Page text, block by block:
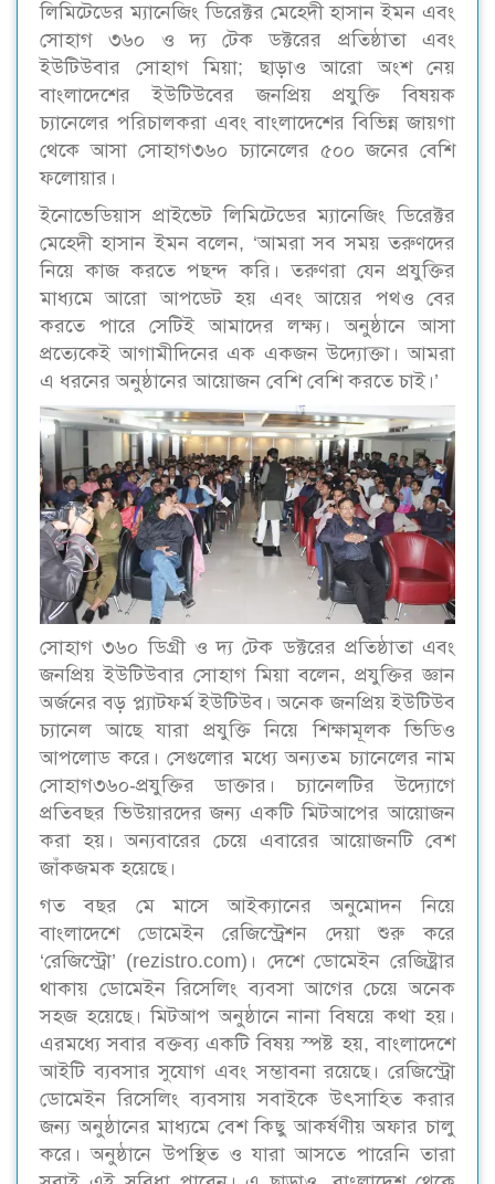
লিমিটেডের ম্যানেজিং ডিরেক্টর মেহেদী হাসান ইমন এবং
সোহাগ ৩৬০ ও দ্য টেক ডক্টরের প্রতিষ্ঠাতা এবং
ইউটিউবার সোহাগ মিয়া; ছাড়াও আরো অংশ নেয়
বাংলাদেশের ইউটিউবের জনপ্রিয় প্রযুক্তি বিষয়ক
চ্যানেলের পরিচালকরা এবং বাংলাদেশের বিভিন্ন জায়গা
থেকে আসা সোহাগ৩৬০ চ্যানেলের ৫০০ জনের বেশি
ফলোয়ার।
ইনোভেডিয়াস প্রাইভেট লিমিটেডের ম্যানেজিং ডিরেক্টর
মেহেদী হাসান ইমন বলেন, ‘আমরা সব সময় তরুণদের
নিয়ে কাজ করতে পছন্দ করি। তরুণরা যেন প্রযুক্তির
মাধ্যমে আরো আপডেট হয় এবং আয়ের পথও বের
করতে পারে সেটিই আমাদের লক্ষ্য। অনুষ্ঠানে আসা
প্রত্যেকেই আগামীদিনের এক একজন উদ্যোক্তা। আমরা
এ ধরনের অনুষ্ঠানের আয়োজন বেশি বেশি করতে চাই।’
সোহাগ ৩৬০ ডিগ্রী ও দ্য টেক ডক্টরের প্রতিষ্ঠাতা এবং
জনপ্রিয় ইউটিউবার সোহাগ মিয়া বলেন, প্রযুক্তির জ্ঞান
অর্জনের বড় প্ল্যাটফর্ম ইউটিউব। অনেক জনপ্রিয় ইউটিউব
চ্যানেল আছে যারা প্রযুক্তি নিয়ে শিক্ষামূলক ভিডিও
আপলোড করে। সেগুলোর মধ্যে অন্যতম চ্যানেলের নাম
সোহাগ৩৬০-প্রযুক্তির ডাক্তার। চ্যানেলটির উদ্যোগে
প্রতিবছর ভিউয়ারদের জন্য একটি মিটআপের আয়োজন
করা হয়। অন্যবারের চেয়ে এবারের আয়োজনটি বেশ
জাঁকজমক হয়েছে।
গত বছর মে মাসে আইক্যানের অনুমোদন নিয়ে
বাংলাদেশে ডোমেইন রেজিস্ট্রেশন দেয়া শুরু করে
‘রেজিস্ট্রো’ (rezistro.com)। দেশে ডোমেইন রেজিষ্ট্রার
থাকায় ডোমেইন রিসেলিং ব্যবসা আগের চেয়ে অনেক
সহজ হয়েছে। মিটআপ অনুষ্ঠানে নানা বিষয়ে কথা হয়।
এরমধ্যে সবার বক্তব্য একটি বিষয় স্পষ্ট হয়, বাংলাদেশে
আইটি ব্যবসার সুযোগ এবং সম্ভাবনা রয়েছে। রেজিস্ট্রো
ডোমেইন রিসেলিং ব্যবসায় সবাইকে উৎসাহিত করার
জন্য অনুষ্ঠানের মাধ্যমে বেশ কিছু আকর্ষণীয় অফার চালু
করে। অনুষ্ঠানে উপস্থিত ও যারা আসতে পারেনি তারা